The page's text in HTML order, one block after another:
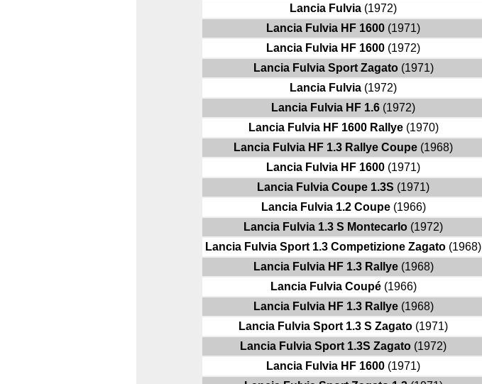
Lancia Fulvia (1972)
Lancia Fulvia HF 1600 (1971)
Lancia Fulvia HF 1600 (1972)
Lancia Fulvia Sport Zagato(1971)
Lancia Fulvia (1972)
Lancia Fulvia HF 1.6 (1972)
Lancia Fulvia HF 1600 Rallye(1970)
Lancia Fulvia HF 1.3 Rallye Coupe (1968)
Lancia Fulvia HF 1600 (1971)
Lancia Fulvia Coupe 1.3S (1971)
Lancia Fulvia 1.2 Coupe(1966)
Lancia Fulvia 1.3 S Montecarlo (1972)
Lancia Fulvia Sport 1.3 Competizione Zagato (1968)
Lancia Fulvia HF 1.3 Rallye(1968)
Lancia Fulvia Coupé(1966)
Lancia Fulvia HF 1.3 Rallye(1968)
Lancia Fulvia Sport 1.3 S Zagato (1971)
Lancia Fulvia Sport 1.3S Zagato (1972)
Lancia Fulvia HF 1600 (1971)